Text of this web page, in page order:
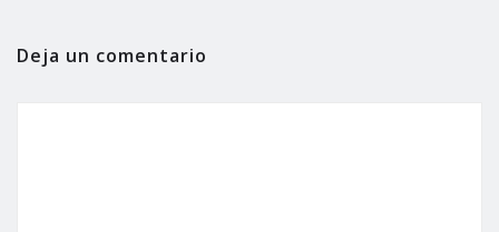
Deja un comentario